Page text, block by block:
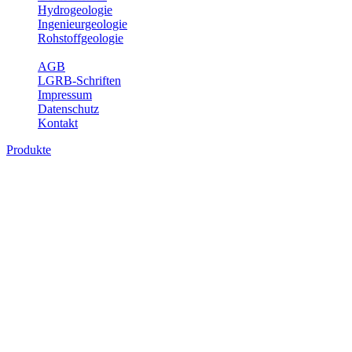
Hydrogeologie
Ingenieurgeologie
Rohstoffgeologie
AGB
LGRB-Schriften
Impressum
Datenschutz
Kontakt
Produkte